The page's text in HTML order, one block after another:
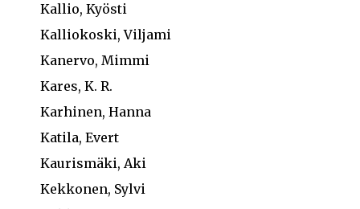
Kallio, Kyösti
Kalliokoski, Viljami
Kanervo, Mimmi
Kares, K. R.
Karhinen, Hanna
Katila, Evert
Kaurismäki, Aki
Kekkonen, Sylvi